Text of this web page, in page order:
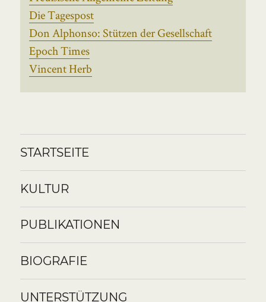
Die Tagespost
Don Alphonso: Stützen der Gesellschaft
Epoch Times
Vincent Herb
STARTSEITE
KULTUR
PUBLIKATIONEN
BIOGRAFIE
UNTERSTÜTZUNG